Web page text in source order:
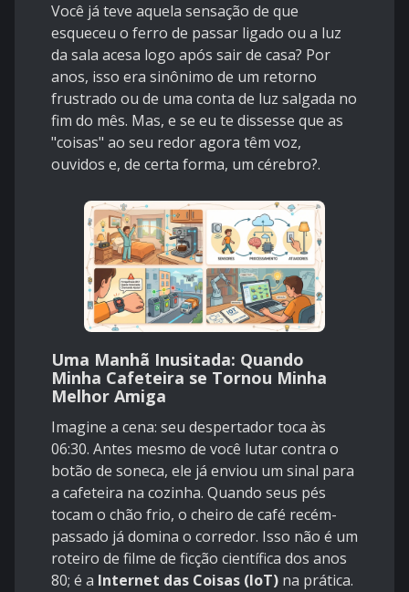
Você já teve aquela sensação de que
esqueceu o ferro de passar ligado ou a luz
da sala acesa logo após sair de casa? Por
anos, isso era sinônimo de um retorno
frustrado ou de uma conta de luz salgada no
fim do mês. Mas, e se eu te dissesse que as
"coisas" ao seu redor agora têm voz,
ouvidos e, de certa forma, um cérebro?.
Uma Manhã Inusitada: Quando
Minha Cafeteira se Tornou Minha
Melhor Amiga
Imagine a cena: seu despertador toca às
06:30. Antes mesmo de você lutar contra o
botão de soneca, ele já enviou um sinal para
a cafeteira na cozinha. Quando seus pés
tocam o chão frio, o cheiro de café recém-
passado já domina o corredor. Isso não é um
roteiro de filme de ficção científica dos anos
80; é a Internet das Coisas (IoT) na prática.